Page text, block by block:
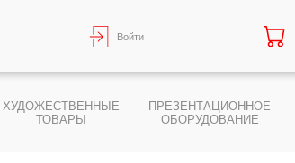
Войти
ХУДОЖЕСТВЕННЫЕ
ТОВАРЫ
ПРЕЗЕНТАЦИОННОЕ
ОБОРУДОВАНИЕ